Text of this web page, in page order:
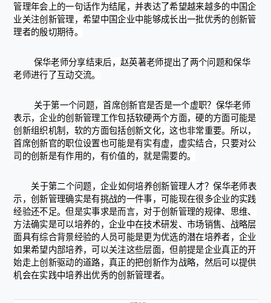
管理年会上的一句话作为结尾，并表达了希望越来越多的中国企
业关注创新管理，希望中国企业中能够成长出一批优秀的创新管
理者的殷切期待。
保华老师分享结束后，赵英著老师提出了两个问题和保华
老师进行了互动交流。
关于第一个问题，首席创新官是否是一个虚职？保华老师
表示，企业的创新管理工作包括软硬两个方面，硬的方面可能是
创新组织机制，软的方面包括创新文化，这也非常重要。所以，
首席创新官的职位设置也可能是有实有虚，虚实结合，只要对公
司的创新是有作用的，有价值的，就是需要的。
关于第二个问题，企业如何培养创新管理人才？保华老师表
示，创新管理确实是有挑战的一件事，可能现在很多企业的实践
经验还不足。但是实事求是而言，对于创新管理的规律、思维、
方法确实是可以培养的，企业中在技术研发、市场销售、战略层
面具有综合背景经验的人员可能是更为优选的潜在培养者，企业
如果希望内部培养，可以关注这些层面，但前提是企业真正的开
始走上创新驱动的道路，真正的把创新作为战略，然后可以提供
机会在实践中培养出优秀的创新管理者。